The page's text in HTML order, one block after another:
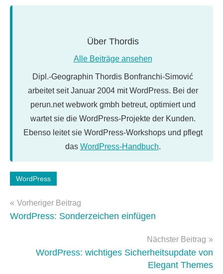
Über Thordis
Alle Beiträge ansehen
Dipl.-Geographin Thordis Bonfranchi-Simović
arbeitet seit Januar 2004 mit WordPress. Bei der
perun.net webwork gmbh betreut, optimiert und
wartet sie die WordPress-Projekte der Kunden.
Ebenso leitet sie WordPress-Workshops und pflegt
das WordPress-Handbuch.
Schlagwörter:
Tipps
WordPress
Beitragsnavigation
Vorheriger Beitrag
WordPress: Sonderzeichen einfügen
Nächster Beitrag
WordPress: wichtiges Sicherheitsupdate von
Elegant Themes